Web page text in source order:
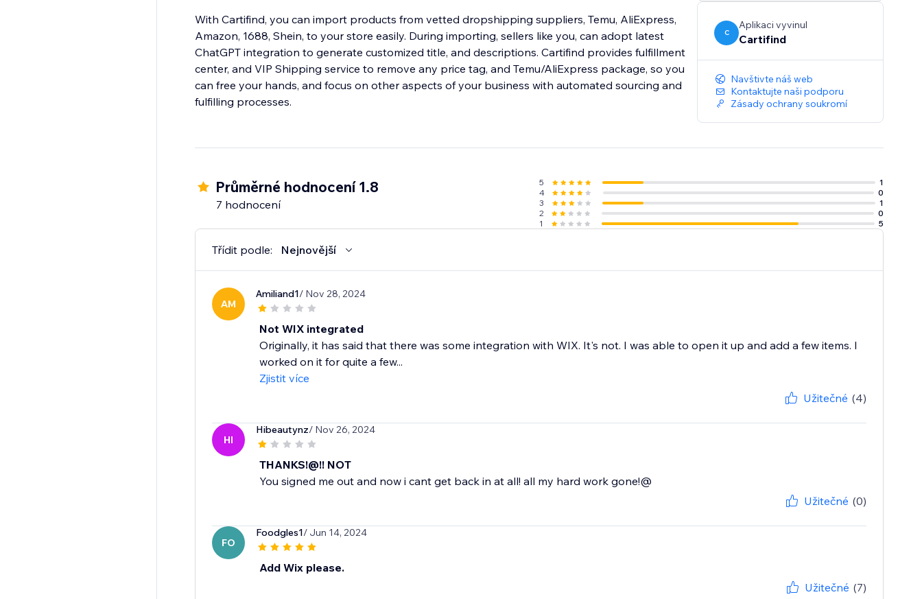
With Cartifind, you can import products from vetted dropshipping suppliers, Temu, AliExpress,
Amazon, 1688, Shein, to your store easily. During importing, sellers like you, can adopt latest
ChatGPT integration to generate customized title, and descriptions. Cartifind provides fulfillment
center, and VIP Shipping service to remove any price tag, and Temu/AliExpress package, so you
can free your hands, and focus on other aspects of your business with automated sourcing and
fulfilling processes.
C
Aplikaci vyvinul
Cartifind
Navštivte náš web
Kontaktujte naši podporu
Zásady ochrany soukromí
Průměrné hodnocení 1.8
7 hodnocení
5
1
4
0
3
1
2
0
1
5
Třídit podle: Nejnovější
AM
Amiliand1/ Nov 28, 2024
Not WIX integrated
Originally, it has said that there was some integration with WIX. It's not. I was able to open it up and add a few items. I
worked on it for quite a few...
Zjistit více
Užitečné (4)
HI
Hibeautynz/ Nov 26, 2024
THANKS!@!! NOT
You signed me out and now i cant get back in at all! all my hard work gone!@
Užitečné (0)
FO
Foodgles1/ Jun 14, 2024
Add Wix please.
Užitečné (7)